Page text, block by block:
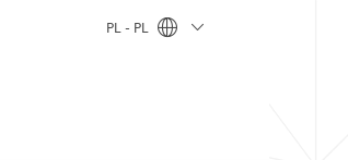
PL - PL